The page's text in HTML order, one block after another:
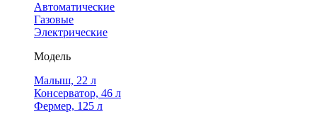
Автоматические
Газовые
Электрические
Модель
Малыш, 22 л
Консерватор, 46 л
Фермер, 125 л